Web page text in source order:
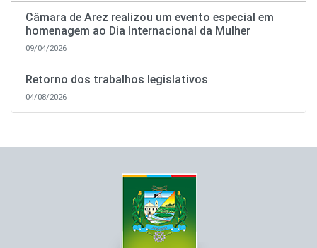
Câmara de Arez realizou um evento especial em
homenagem ao Dia Internacional da Mulher
09/04/2026
Retorno dos trabalhos legislativos
04/08/2026